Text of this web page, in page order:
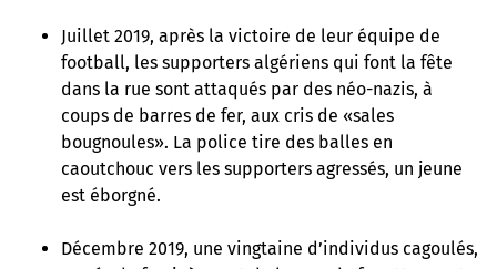
Juillet 2019, après la victoire de leur équipe de
football, les supporters algériens qui font la fête
dans la rue sont attaqués par des néo-nazis, à
coups de barres de fer, aux cris de «sales
bougnoules». La police tire des balles en
caoutchouc vers les supporters agressés, un jeune
est éborgné.
Décembre 2019, une vingtaine d’individus cagoulés,